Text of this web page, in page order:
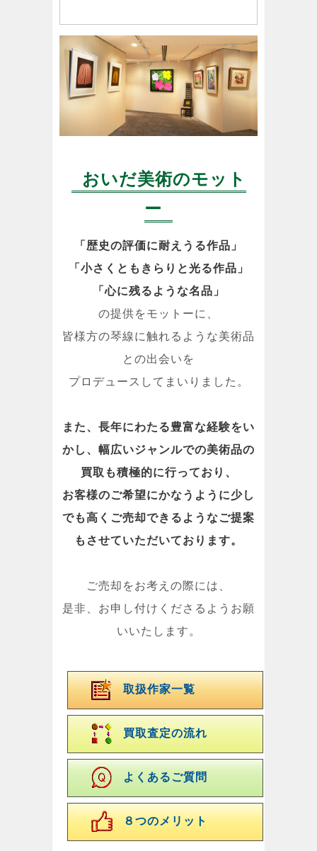
おいだ美術のモット
ー
「歴史の評価に耐えうる作品」
「小さくともきらりと光る作品」
「心に残るような名品」
の提供をモットーに、
皆様方の琴線に触れるような美術品
との出会いを
プロデュースしてまいりました。
また、長年にわたる豊富な経験をい
かし、幅広いジャンルでの美術品の
買取も積極的に行っており、
お客様のご希望にかなうように少し
でも高くご売却できるようなご提案
もさせていただいております。
ご売却をお考えの際には、
是非、お申し付けくださるようお願
いいたします。
取扱作家一覧
買取査定の流れ
よくあるご質問
８つのメリット